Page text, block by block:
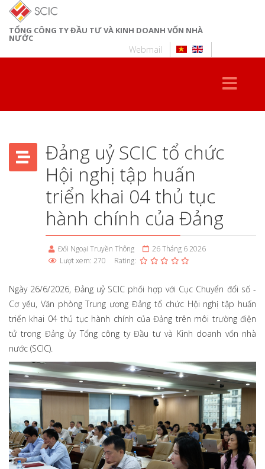
TỔNG CÔNG TY ĐẦU TƯ VÀ KINH DOANH VỐN NHÀ
NƯỚC
Webmail
Đảng uỷ SCIC tổ chức
Hội nghị tập huấn
triển khai 04 thủ tục
hành chính của Đảng
Đối Ngoại Truyền Thông
26 Tháng 6 2026
Lượt xem: 270
Rating:
Ngày 26/6/2026, Đảng uỷ SCIC phối hợp với Cục Chuyển đổi số -
Cơ yếu, Văn phòng Trung ương Đảng tổ chức Hội nghị tập huấn
triển khai 04 thủ tục hành chính của Đảng trên môi trường điện
tử trong Đảng ủy Tổng công ty Đầu tư và Kinh doanh vốn nhà
nước (SCIC).